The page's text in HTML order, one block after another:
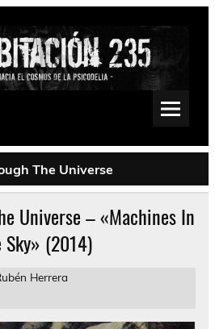
Sludge, Fuzz, Space, Drone
The Universe
Universe – «Machines In
Sky» (2014)
Herrera